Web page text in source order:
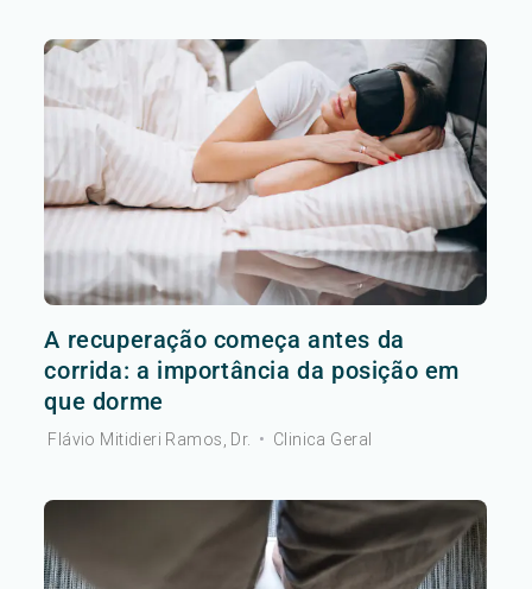
A recuperação começa antes da
corrida: a importância da posição em
que dorme
Flávio Mitidieri Ramos, Dr. • Clinica Geral